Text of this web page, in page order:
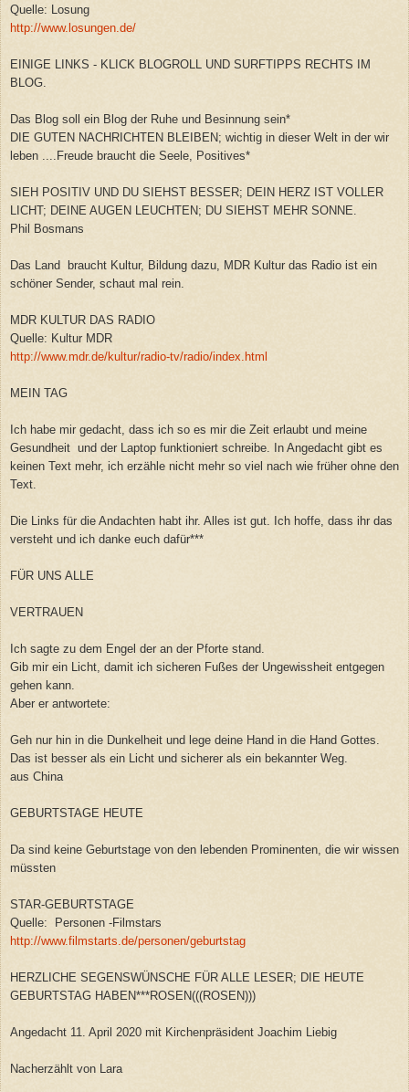
Quelle: Losung
http://www.losungen.de/
EINIGE LINKS - KLICK BLOGROLL UND SURFTIPPS RECHTS IM
BLOG.
Das Blog soll ein Blog der Ruhe und Besinnung sein*
DIE GUTEN NACHRICHTEN BLEIBEN; wichtig in dieser Welt in der wir
leben ....Freude braucht die Seele, Positives*
SIEH POSITIV UND DU SIEHST BESSER; DEIN HERZ IST VOLLER
LICHT; DEINE AUGEN LEUCHTEN; DU SIEHST MEHR SONNE.
Phil Bosmans
Das Land braucht Kultur, Bildung dazu, MDR Kultur das Radio ist ein
schöner Sender, schaut mal rein.
MDR KULTUR DAS RADIO
Quelle: Kultur MDR
http://www.mdr.de/kultur/radio-tv/radio/index.html
MEIN TAG
Ich habe mir gedacht, dass ich so es mir die Zeit erlaubt und meine
Gesundheit und der Laptop funktioniert schreibe. In Angedacht gibt es
keinen Text mehr, ich erzähle nicht mehr so viel nach wie früher ohne den
Text.
Die Links für die Andachten habt ihr. Alles ist gut. Ich hoffe, dass ihr das
versteht und ich danke euch dafür***
FÜR UNS ALLE
VERTRAUEN
Ich sagte zu dem Engel der an der Pforte stand.
Gib mir ein Licht, damit ich sicheren Fußes der Ungewissheit entgegen
gehen kann.
Aber er antwortete:
Geh nur hin in die Dunkelheit und lege deine Hand in die Hand Gottes.
Das ist besser als ein Licht und sicherer als ein bekannter Weg.
aus China
GEBURTSTAGE HEUTE
Da sind keine Geburtstage von den lebenden Prominenten, die wir wissen
müssten
STAR-GEBURTSTAGE
Quelle: Personen -Filmstars
http://www.filmstarts.de/personen/geburtstag
HERZLICHE SEGENSWÜNSCHE FÜR ALLE LESER; DIE HEUTE
GEBURTSTAG HABEN***ROSEN(((ROSEN)))
Angedacht 11. April 2020 mit Kirchenpräsident Joachim Liebig
Nacherzählt von Lara